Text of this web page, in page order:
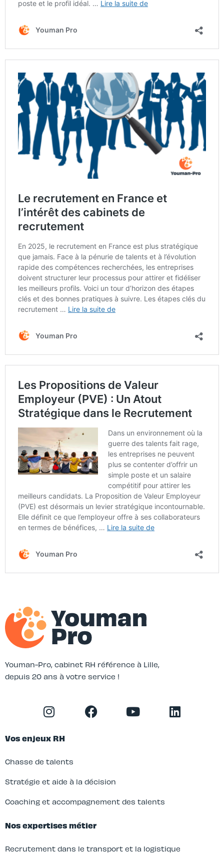
Youman-Pro, cabinet RH référence à Lille,
depuis 20 ans à votre service !
Vos enjeux RH
Chasse de talents
Stratégie et aide à la décision
Coaching et accompagnement des talents
Nos expertises métier
Recrutement dans le transport et la logistique